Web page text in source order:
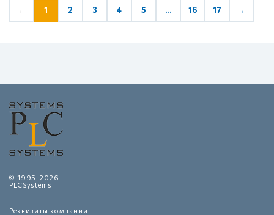
← 1 2 3 4 5 ... 16 17 →
© 1995-2026
PLCSystems
Реквизиты компании